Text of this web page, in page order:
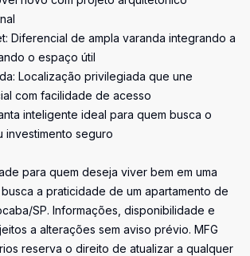
Diferencial de ampla varanda integrando a
o espaço útil
Localização privilegiada que une
com facilidade de acesso
inteligente ideal para quem busca o
investimento seguro
para quem deseja viver bem em uma
a praticidade de um apartamento de
SP. Informações, disponibilidade e
a alterações sem aviso prévio. MFG
reserva o direito de atualizar a qualquer